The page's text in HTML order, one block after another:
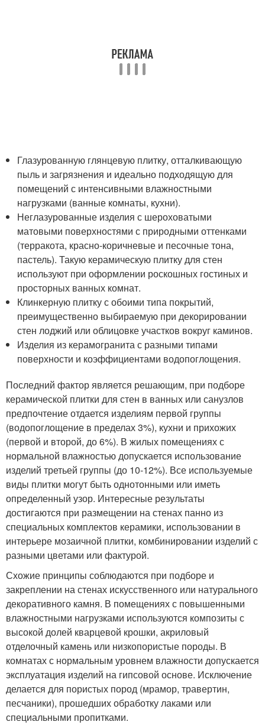
Глазурованную глянцевую плитку, отталкивающую
пыль и загрязнения и идеально подходящую для
помещений с интенсивными влажностными
нагрузками (ванные комнаты, кухни).
Неглазурованные изделия с шероховатыми
матовыми поверхностями с природными оттенками
(терракота, красно-коричневые и песочные тона,
пастель). Такую керамическую плитку для стен
используют при оформлении роскошных гостиных и
просторных ванных комнат.
Клинкерную плитку с обоими типа покрытий,
преимущественно выбираемую при декорировании
стен лоджий или облицовке участков вокруг каминов.
Изделия из керамогранита с разными типами
поверхности и коэффициентами водопоглощения.
Последний фактор является решающим, при подборе
керамической плитки для стен в ванных или санузлов
предпочтение отдается изделиям первой группы
(водопоглощение в пределах 3%), кухни и прихожих
(первой и второй, до 6%). В жилых помещениях с
нормальной влажностью допускается использование
изделий третьей группы (до 10-12%). Все используемые
виды плитки могут быть однотонными или иметь
определенный узор. Интересные результаты
достигаются при размещении на стенах панно из
специальных комплектов керамики, использовании в
интерьере мозаичной плитки, комбинировании изделий с
разными цветами или фактурой.
Схожие принципы соблюдаются при подборе и
закреплении на стенах искусственного или натурального
декоративного камня. В помещениях с повышенными
влажностными нагрузками используются композиты с
высокой долей кварцевой крошки, акриловый
отделочный камень или низкопористые породы. В
комнатах с нормальным уровнем влажности допускается
эксплуатация изделий на гипсовой основе. Исключение
делается для пористых пород (мрамор, травертин,
песчаники), прошедших обработку лаками или
специальными пропитками.